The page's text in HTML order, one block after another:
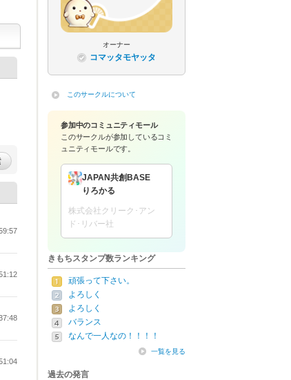
オーナー
コマッタモヤッタ
このサークルについて
参加中のコミュニティモール
このサークルが参加しているコミ
ュニティモールです。
JAPAN共創BASE
りろかる
株式会社クリーク･アン
ド･リバー社
きもちスタンプ数ランキング
頑張って下さい。
よろしく
よろしく
バランス
なんで一人なの！！！！
一覧を見る
過去の発言